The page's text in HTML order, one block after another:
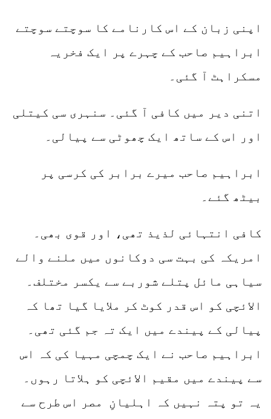
اپنی زبان کے اس کارنامے کا سوچتے سوچتے
ابراہیم صاحب کے چہرے پر ایک فخریہ
مسکراہٹ آ گئی۔
اتنی دیر میں کافی آ گئی۔ سنہری سی کیتلی
اور اس کے ساتھ ایک چھوٹی سے پیالی۔
ابراہیم صاحب میرے برابر کی کرسی پر
بیٹھ گئے۔
کافی انتہائی لذیذ تھی، اور قوی بھی۔
امریکہ کی بہت سی دوکانوں میں ملنے والے
سیاہی مائل پتلے شوربے سے یکسر مختلف۔
الائچی کو اس قدر کوٹ کر ملایا گیا تھا کہ
پیالی کے پیندے میں ایک تہ جم گئی تھی۔
ابراہیم صاحب نے ایک چمچی مہیا کی کہ اس
سے پیندے میں مقیم الائچی کو ہلاتا رہوں۔
یہ تو پتہ نہیں کہ اہلیانِ مصر اس طرح سے